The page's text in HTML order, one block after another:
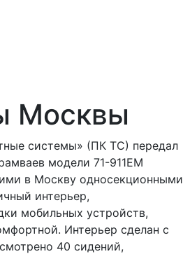
Москвы
системы» (ПК ТС) передал
модели 71-911ЕМ
в Москву односекционными
интерьер,
мобильных устройств,
Интерьер сделан с
40 сидений,